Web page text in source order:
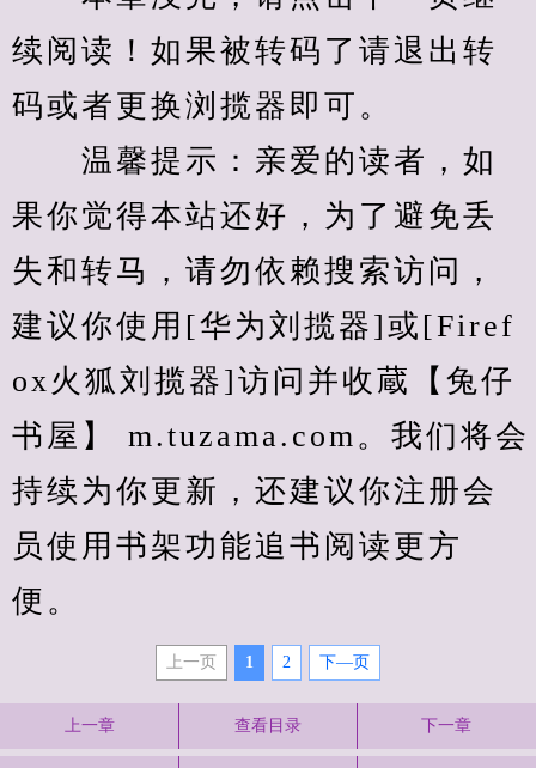
续阅读！如果被转码了请退出转
码或者更换浏揽器即可。
温馨提示：亲爱的读者，如
果你觉得本站还好，为了避免丢
失和转马，请勿依赖搜索访问，
建议你使用[华为刘揽器]或[Firef
ox火狐刘揽器]访问并收蔵【兔仔
书屋】 m.tuzama.com。我们将会
持续为你更新，还建议你注册会
员使用书架功能追书阅读更方
便。
上一页 1 2 下—页
上一章 查看目录 下一章